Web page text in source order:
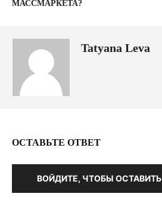
МАССМАРКЕТА?
Tatyana Leva
ОСТАВЬТЕ ОТВЕТ
ВОЙДИТЕ, ЧТОБЫ